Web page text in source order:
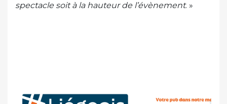
spectacle soit à la hauteur de l’évènement. »